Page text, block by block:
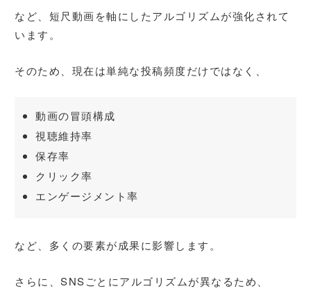
など、短尺動画を軸にしたアルゴリズムが強化されて
います。
そのため、現在は単純な投稿頻度だけではなく、
動画の冒頭構成
視聴維持率
保存率
クリック率
エンゲージメント率
など、多くの要素が成果に影響します。
さらに、SNSごとにアルゴリズムが異なるため、